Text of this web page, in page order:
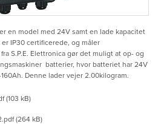
en model med 24V samt en lade kapacitet
IP30 certificerede, og måler
S.P.E. Elettronica gør det muligt at op- og
batterier, hvor batteriet har 24V
Denne lader vejer 2.00kilogram.
(103 kB)
(264 kB)